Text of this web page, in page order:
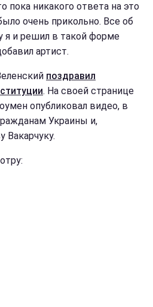
пока никакого ответа на это
очень прикольно. Все об
я и решил в такой форме
артист.
поздравил
. На своей странице
опубликовал видео, в
Украины и,
Вакарчуку.